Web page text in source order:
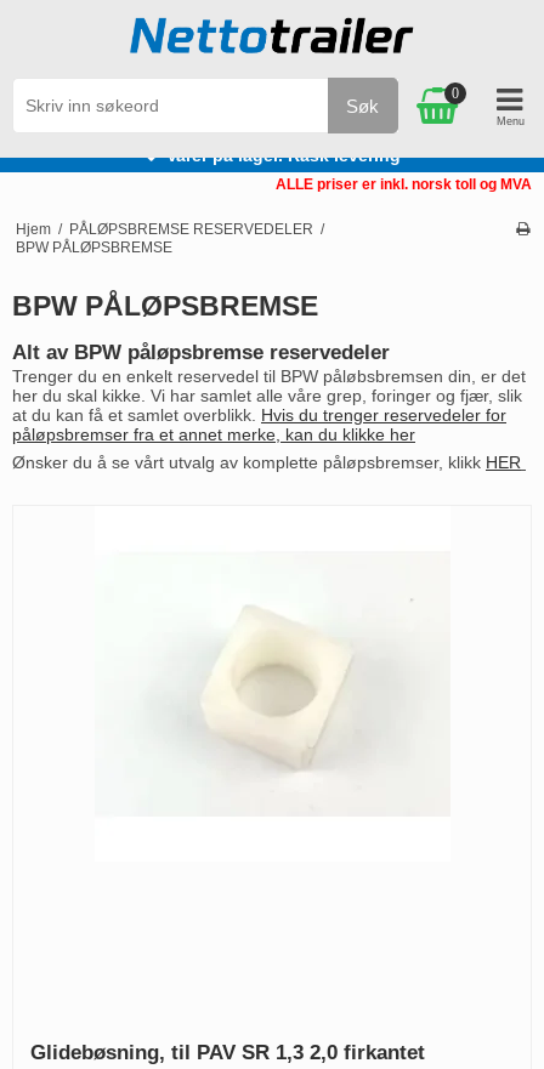
Varer på lager. Rask levering
Søk
0
ALLE priser er inkl. norsk toll og MVA
Hjem / PÅLØPSBREMSE RESERVEDELER /
BPW PÅLØPSBREMSE
BPW PÅLØPSBREMSE
Alt av BPW påløpsbremse reservedeler
Trenger du en enkelt reservedel til BPW påløbsbremsen din, er det
her du skal kikke. Vi har samlet alle våre grep, foringer og fjær, slik
at du kan få et samlet overblikk. Hvis du trenger reservedeler for
påløpsbremser fra et annet merke, kan du klikke her
Ønsker du å se vårt utvalg av komplette påløpsbremser, klikk HER
Glidebøsning, til PAV SR 1,3 2,0 firkantet